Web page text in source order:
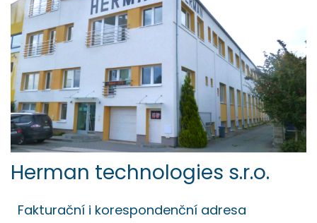
Herman technologies s.r.o.
Fakturační i korespondenční adresa